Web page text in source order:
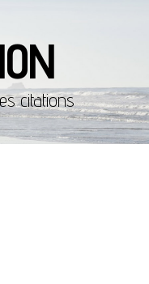
citations